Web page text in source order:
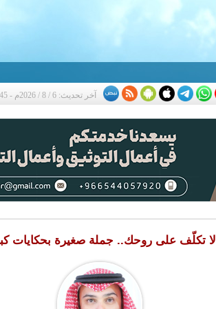
آخر تحديث: 6 / 8 / 2026م - 4:45 م
لا تكلّف على روحك.. جملة صغيرة بحكايات